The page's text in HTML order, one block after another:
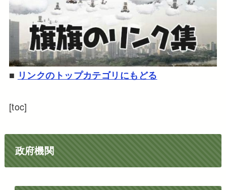
■ リンクのトップカテゴリにもどる
[toc]
政府機関